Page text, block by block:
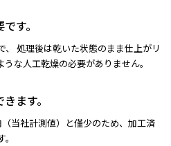
す。
処理後は乾いた状態のまま仕上がリ
な人工乾燥の必要がありません。
ます。
当社計測値）と僅少のため、加工済